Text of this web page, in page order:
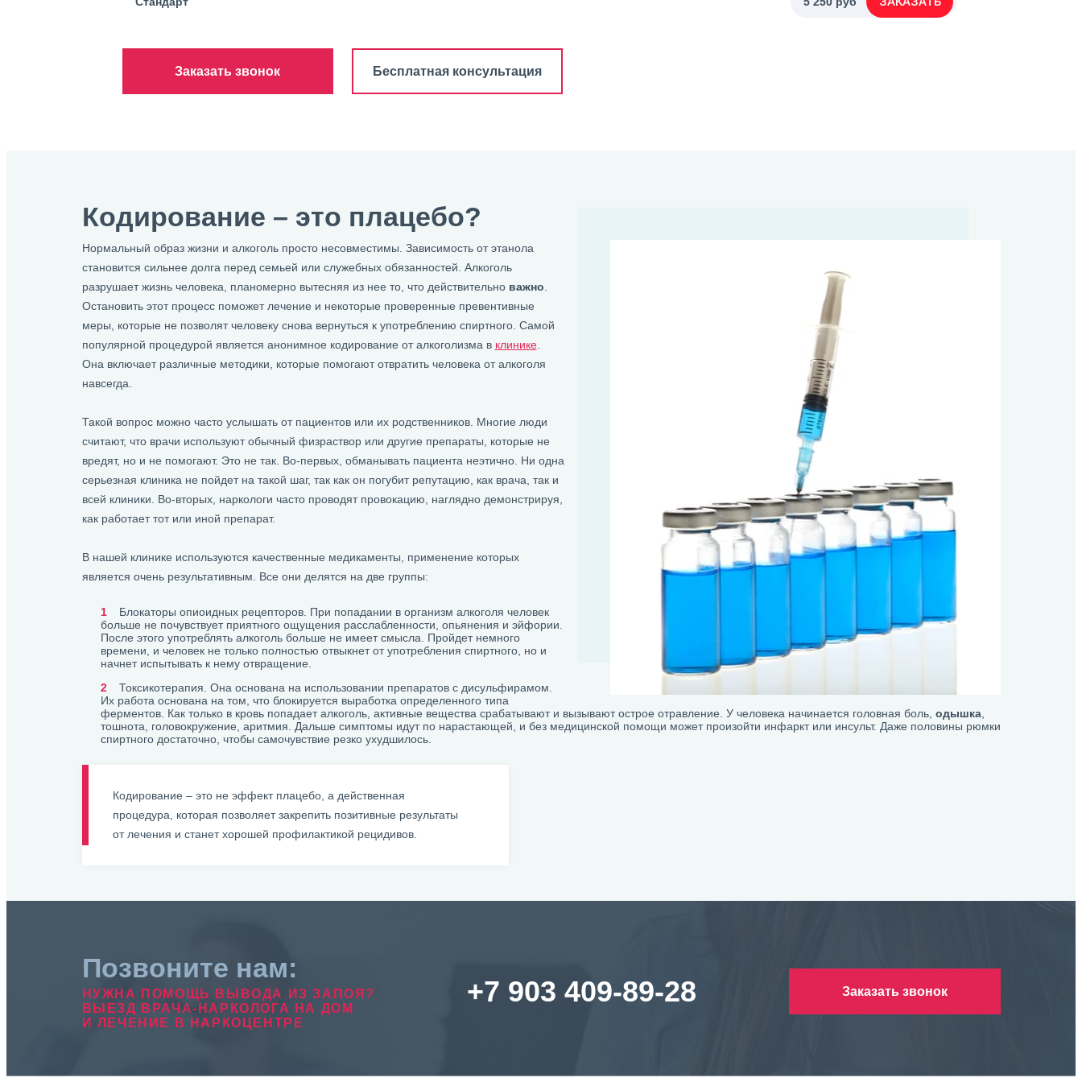
Заказать звонок Бесплатная консультация
Кодирование – это плацебо?
Нормальный образ жизни и алкоголь просто несовместимы. Зависимость от этанола
становится сильнее долга перед семьей или служебных обязанностей. Алкоголь
разрушает жизнь человека, планомерно вытесняя из нее то, что действительно важно
Остановить этот процесс поможет лечение и некоторые проверенные превентивные
меры, которые не позволят человеку снова вернуться к употреблению спиртного. Самой
популярной процедурой является анонимное кодирование от алкоголизма в клинике.
Она включает различные методики, которые помогают отвратить человека от алкоголя
навсегда.
Такой вопрос можно часто услышать от пациентов или их родственников. Многие люди
считают, что врачи используют обычный физраствор или другие препараты, которые не
вредят, но и не помогают. Это не так. Во-первых, обманывать пациента неэтично. Ни одна
серьезная клиника не пойдет на такой шаг, так как он погубит репутацию, как врача, так и
всей клиники. Во-вторых, наркологи часто проводят провокацию, наглядно демонстрируя,
как работает тот или иной препарат.
В нашей клинике используются качественные медикаменты, применение которых
является очень результативным. Все они делятся на две группы:
Блокаторы опиоидных рецепторов. При попадании в организм алкоголя человек
больше не почувствует приятного ощущения расслабленности, опьянения и эйфории.
После этого употреблять алкоголь больше не имеет смысла. Пройдет немного
времени, и человек не только полностью отвыкнет от употребления спиртного, но и
начнет испытывать к нему отвращение.
Токсикотерапия. Она основана на использовании препаратов с дисульфирамом.
Их работа основана на том, что блокируется выработка определенного типа
ферментов. Как только в кровь попадает алкоголь, активные вещества срабатывают и вызывают острое отравление. У человека начинается головная боль, одышка,
тошнота, головокружение, аритмия. Дальше симптомы идут по нарастающей, и без медицинской помощи может произойти инфаркт или инсульт. Даже половины рюмки
спиртного достаточно, чтобы самочувствие резко ухудшилось.
Кодирование – это не эффект плацебо, а действенная
процедура, которая позволяет закрепить позитивные результаты
от лечения и станет хорошей профилактикой рецидивов.
Позвоните нам:
НУЖНА ПОМОЩЬ ВЫВОДА ИЗ ЗАПОЯ?
ВЫЕЗД ВРАЧА-НАРКОЛОГА НА ДОМ
И ЛЕЧЕНИЕ В НАРКОЦЕНТРЕ
+7 903 409-89-28 Заказать звонок